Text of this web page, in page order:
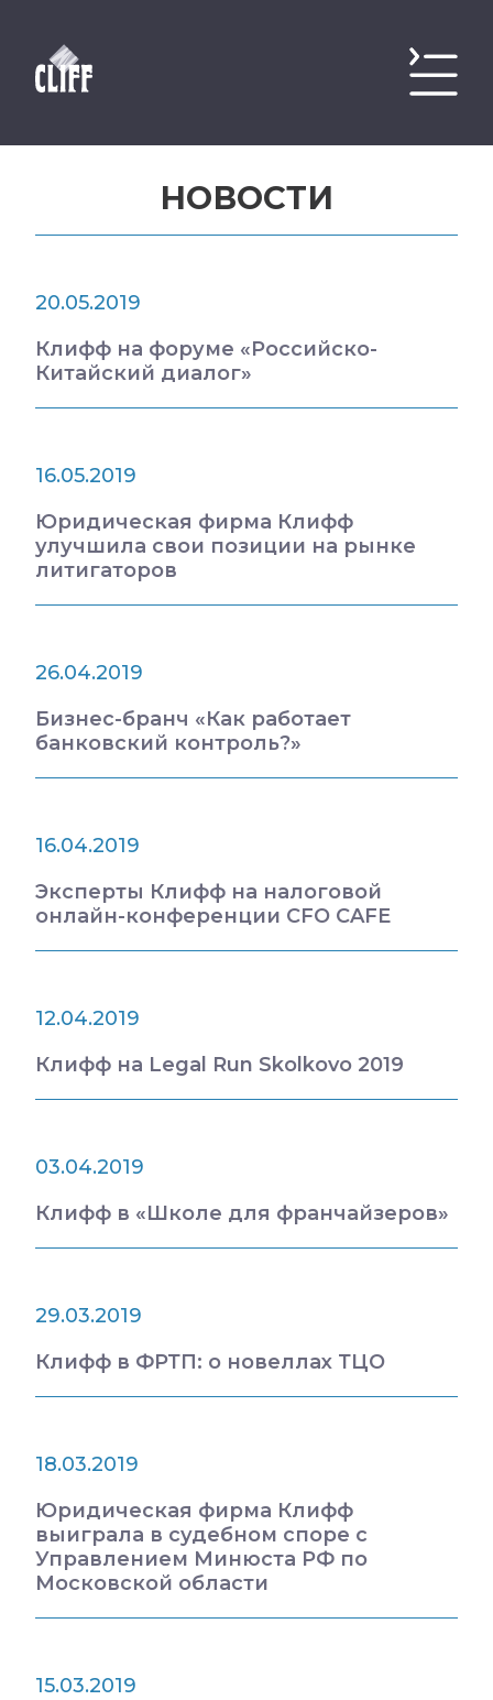
НОВОСТИ
20.05.2019
Клифф на форуме «Российско-
Китайский диалог»
16.05.2019
Юридическая фирма Клифф
улучшила свои позиции на рынке
литигаторов
26.04.2019
Бизнес-бранч «Как работает
банковский контроль?»
16.04.2019
Эксперты Клифф на налоговой
онлайн-конференции CFO CAFE
12.04.2019
Клифф на Legal Run Skolkovo 2019
03.04.2019
Клифф в «Школе для франчайзеров»
29.03.2019
Клифф в ФРТП: о новеллах ТЦО
18.03.2019
Юридическая фирма Клифф
выиграла в судебном споре с
Управлением Минюста РФ по
Московской области
15.03.2019